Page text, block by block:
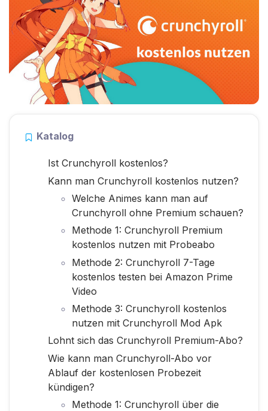
Katalog
Ist Crunchyroll kostenlos?
Kann man Crunchyroll kostenlos nutzen?
Welche Animes kann man auf
Crunchyroll ohne Premium schauen?
Methode 1: Crunchyroll Premium
kostenlos nutzen mit Probeabo
Methode 2: Crunchyroll 7-Tage
kostenlos testen bei Amazon Prime
Video
Methode 3: Crunchyroll kostenlos
nutzen mit Crunchyroll Mod Apk
Lohnt sich das Crunchyroll Premium-Abo?
Wie kann man Crunchyroll-Abo vor
Ablauf der kostenlosen Probezeit
kündigen?
Methode 1: Crunchyroll über die